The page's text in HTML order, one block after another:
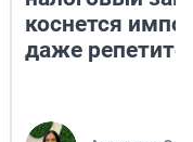
коснется
даже